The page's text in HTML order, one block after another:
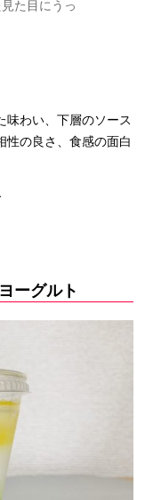
た目にうっ
味わい、下層のソース
性の良さ、食感の面白
ーグルト